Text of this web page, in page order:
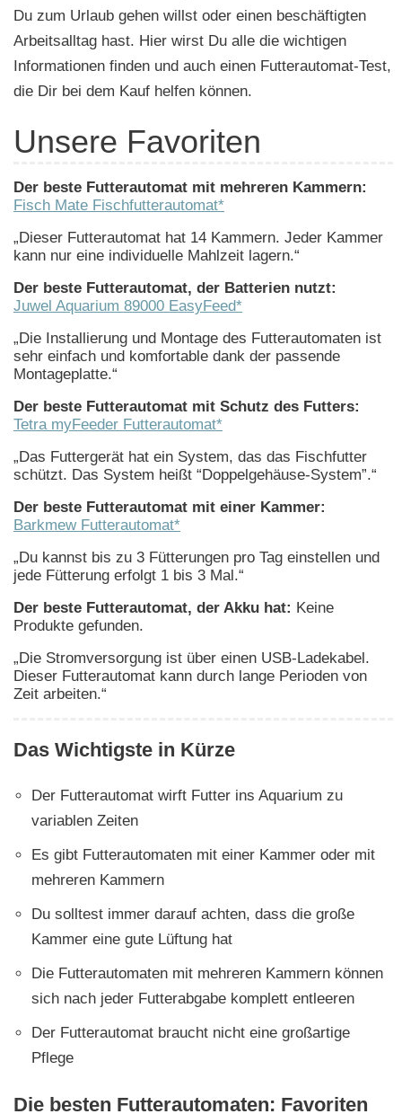
Du zum Urlaub gehen willst oder einen beschäftigten
Arbeitsalltag hast. Hier wirst Du alle die wichtigen
Informationen finden und auch einen Futterautomat-Test,
die Dir bei dem Kauf helfen können.
Unsere Favoriten
Der beste Futterautomat mit mehreren Kammern:
Fisch Mate Fischfutterautomat*
„Dieser Futterautomat hat 14 Kammern. Jeder Kammer
kann nur eine individuelle Mahlzeit lagern.“
Der beste Futterautomat, der Batterien nutzt:
Juwel Aquarium 89000 EasyFeed*
„Die Installierung und Montage des Futterautomaten ist
sehr einfach und komfortable dank der passende
Montageplatte.“
Der beste Futterautomat mit Schutz des Futters:
Tetra myFeeder Futterautomat*
„Das Futtergerät hat ein System, das das Fischfutter
schützt. Das System heißt “Doppelgehäuse-System”.“
Der beste Futterautomat mit einer Kammer:
Barkmew Futterautomat*
„Du kannst bis zu 3 Fütterungen pro Tag einstellen und
jede Fütterung erfolgt 1 bis 3 Mal.“
Der beste Futterautomat, der Akku hat: Keine
Produkte gefunden.
„Die Stromversorgung ist über einen USB-Ladekabel.
Dieser Futterautomat kann durch lange Perioden von
Zeit arbeiten.“
Das Wichtigste in Kürze
Der Futterautomat wirft Futter ins Aquarium zu
variablen Zeiten
Es gibt Futterautomaten mit einer Kammer oder mit
mehreren Kammern
Du solltest immer darauf achten, dass die große
Kammer eine gute Lüftung hat
Die Futterautomaten mit mehreren Kammern können
sich nach jeder Futterabgabe komplett entleeren
Der Futterautomat braucht nicht eine großartige
Pflege
Die besten Futterautomaten: Favoriten